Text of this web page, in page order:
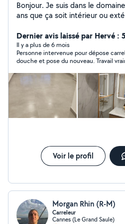
Bonjour. Je suis dans le
ans que ça soit intérieur ou
besoins.
Dernier avis laissé par Hervé :
Il y a plus de 6 mois
Personne intervenue pour dépose
douche et pose du nouveau. Travail
l’écoute. De plus ce qui ne gâche rien
sympathique. Je le recommande très
Voir le profil
Morgan Rhin (R-M)
Carreleur
Cannes (Le Grand Saule)